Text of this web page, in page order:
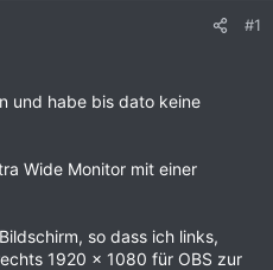
#1
und habe bis dato keine
Wide Monitor mit einer
so dass ich links,
1920 x 1080 für OBS zur